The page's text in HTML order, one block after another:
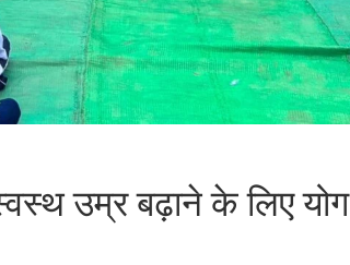
उम्र बढ़ाने के लिए योग